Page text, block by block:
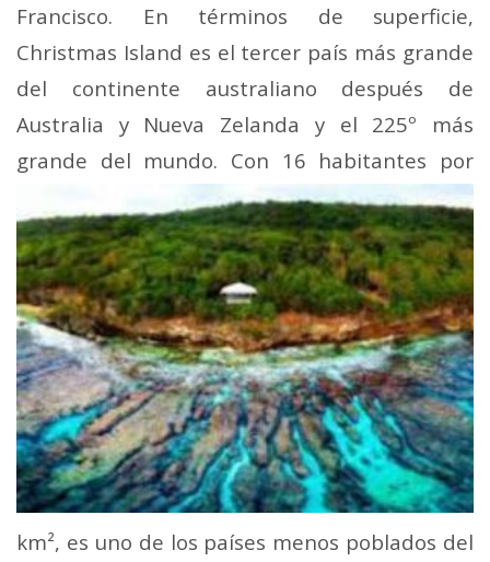
Francisco. En términos de superficie,
Christmas Island es el tercer país más grande
del continente australiano después de
Australia y Nueva Zelanda y el 225º más
grande del mundo. Con 16 habitantes por
km², es uno de los países menos poblados del